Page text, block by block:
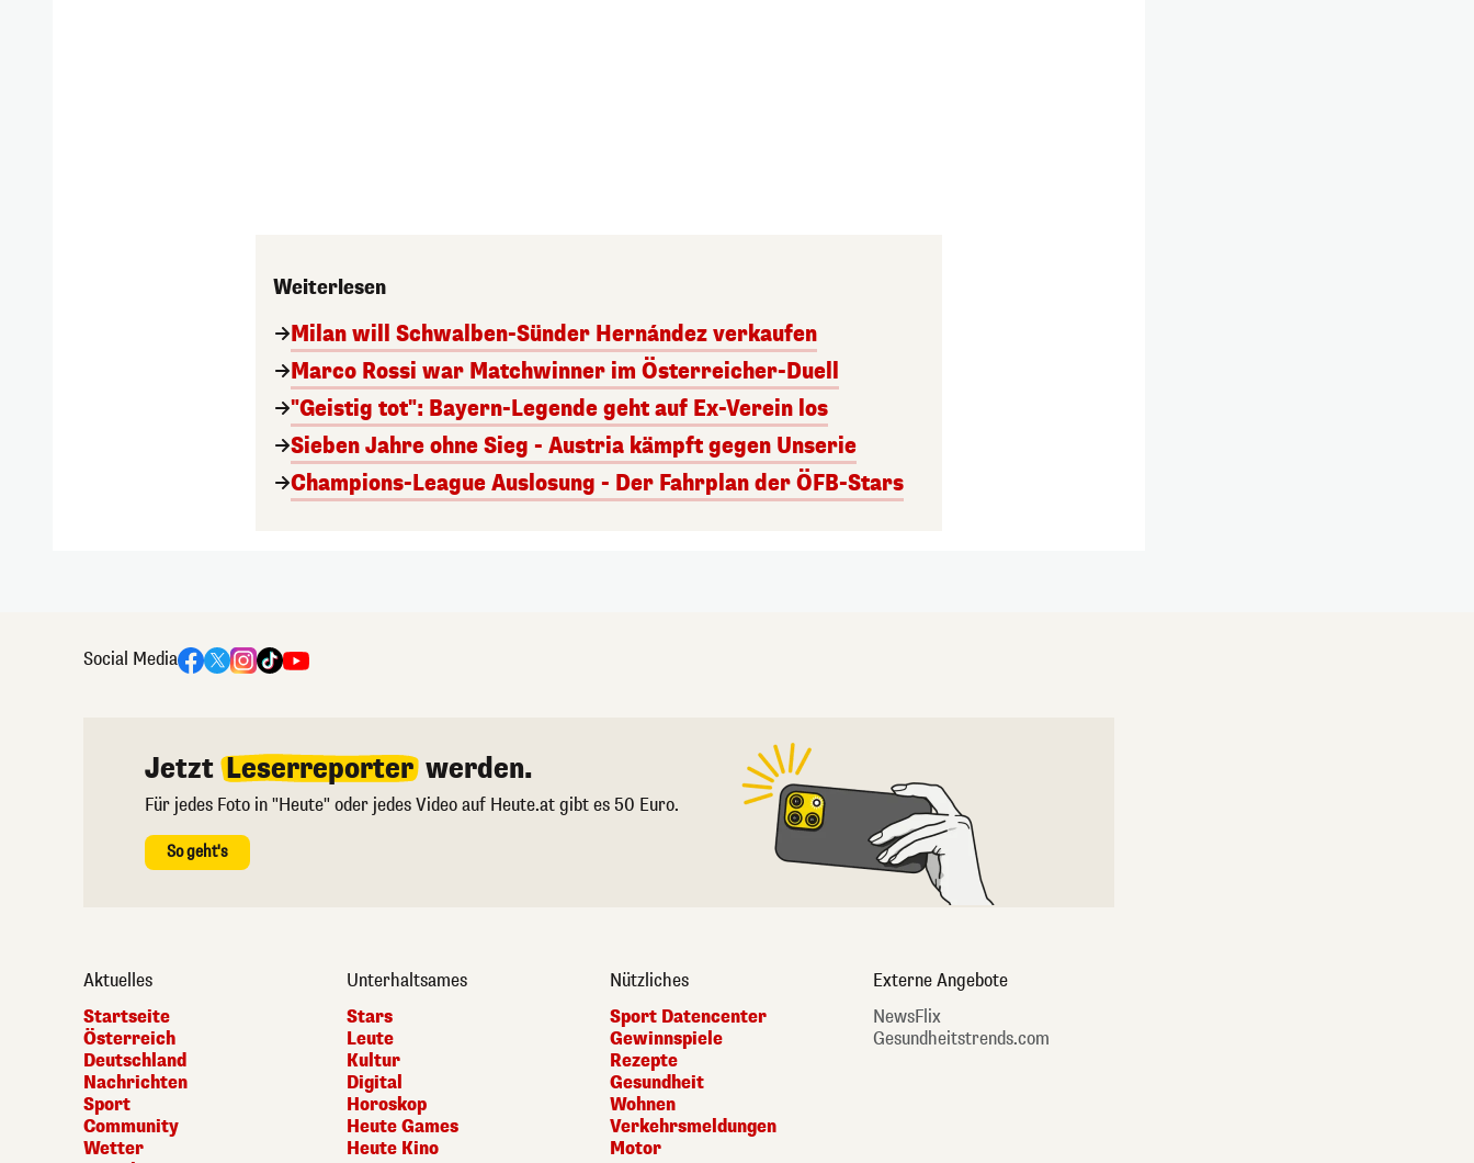
Weiterlesen
Milan will Schwalben-Sünder Hernández verkaufen
Marco Rossi war Matchwinner im Österreicher-Duell
"Geistig tot": Bayern-Legende geht auf Ex-Verein los
Sieben Jahre ohne Sieg - Austria kämpft gegen Unserie
Champions-League Auslosung - Der Fahrplan der ÖFB-Stars
Social Media
Jetzt Leserreporter werden.
Für jedes Foto in "Heute" oder jedes Video auf Heute.at gibt es 50 Euro.
So geht's
Aktuelles
Startseite
Österreich
Deutschland
Nachrichten
Sport
Community
Wetter
Unterhaltsames
Stars
Leute
Kultur
Digital
Horoskop
Heute Games
Heute Kino
Nützliches
Sport Datencenter
Gewinnspiele
Rezepte
Gesundheit
Wohnen
Verkehrsmeldungen
Motor
Externe Angebote
NewsFlix
Gesundheitstrends.com